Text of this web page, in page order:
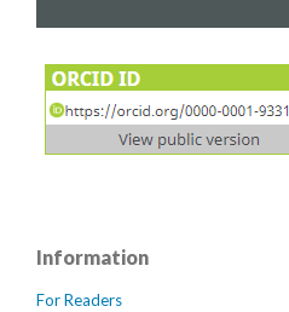
Information
For Readers